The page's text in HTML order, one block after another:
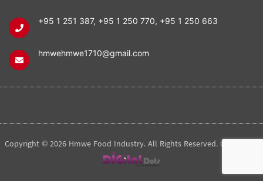
+95 1 251 387, +95 1 250 770, +95 1 250 663
hmwehmwe1710@gmail.com
Copyright © 2026 Hmwe Food Industry. All Rights Reserved. Created by